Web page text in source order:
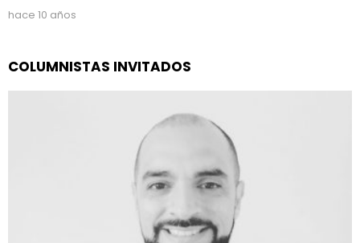
hace 10 años
COLUMNISTAS INVITADOS